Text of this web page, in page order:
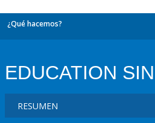
¿Qué hacemos?
EDUCATION